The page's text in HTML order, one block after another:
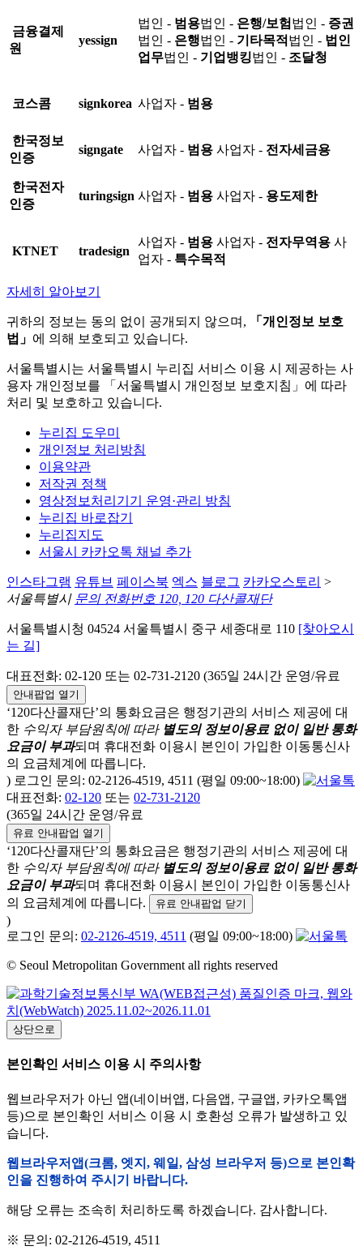
금융결제
원
yessign
법인 - 범용법인 - 은행/보험 법인 - 증권
법인 - 은행법인 - 기타목적 법인 - 법인
업무법인 - 기업뱅킹법인 - 조달청
코스콤 signkorea 사업자 - 범용
한국정보
인증
signgate 사업자 - 범용 사업자 - 전자세금용
한국전자
인증
turingsign 사업자 - 범용 사업자 - 용도제한
KTNET tradesign
사업자 - 범용 사업자 - 전자무역용 사
업자 - 특수목적
자세히 알아보기
귀하의 정보는 동의 없이 공개되지 않으며,
「개인정보 보호
법」 에 의해 보호되고 있습니다.
서울특별시는 서울특별시 누리집 서비스 이용 시 제공하는 사
용자 개인정보를 「서울특별시 개인정보 보호지침」에 따라
처리 및 보호하고 있습니다.
누리집 도우미
개인정보 처리방침
이용약관
저작권 정책
영상정보처리기기 운영·관리 방침
누리집 바로잡기
누리집지도
서울시 카카오톡 채널 추가
인스타그램 유튜브 페이스북 엑스 블로그 카카오스토리 >
서울특별시 문의 전화번호 120, 120 다산콜재단
서울특별시청 04524 서울특별시 중구 세종대로 110 [찾아오시
는 길]
대표전화: 02-120 또는 02-731-2120 (365일 24시간 운영/유료
안내팝업 열기
‘120다산콜재단’의 통화요금은 행정기관의 서비스 제공에 대
한 수익자 부담원칙에 따라 별도의 정보이용료 없이 일반 통화
요금이 부과되며 휴대전화 이용시 본인이 가입한 이동통신사
의 요금체계에 따릅니다.
) 로그인 문의: 02-2126-4519, 4511 (평일 09:00~18:00)
대표전화: 02-120 또는 02-731-2120
(365일 24시간 운영/유료
유료 안내팝업 열기
‘120다산콜재단’의 통화요금은 행정기관의 서비스 제공에 대
한 수익자 부담원칙에 따라 별도의 정보이용료 없이 일반 통화
요금이 부과되며 휴대전화 이용시 본인이 가입한 이동통신사
의 요금체계에 따릅니다.
유료 안내팝업 닫기
)
로그인 문의: 02-2126-4519, 4511 (평일 09:00~18:00)
© Seoul Metropolitan Government all rights reserved
상단으로
본인확인 서비스 이용 시 주의사항
웹브라우저가 아닌 앱(네이버앱, 다음앱, 구글앱, 카카오톡앱
등)으로 본인확인 서비스 이용 시 호환성 오류가 발생하고 있
습니다.
웹브라우저앱(크롬, 엣지, 웨일, 삼성 브라우저 등)으로 본인확
인을 진행하여 주시기 바랍니다.
해당 오류는 조속히 처리하도록 하겠습니다. 감사합니다.
※ 문의: 02-2126-4519, 4511